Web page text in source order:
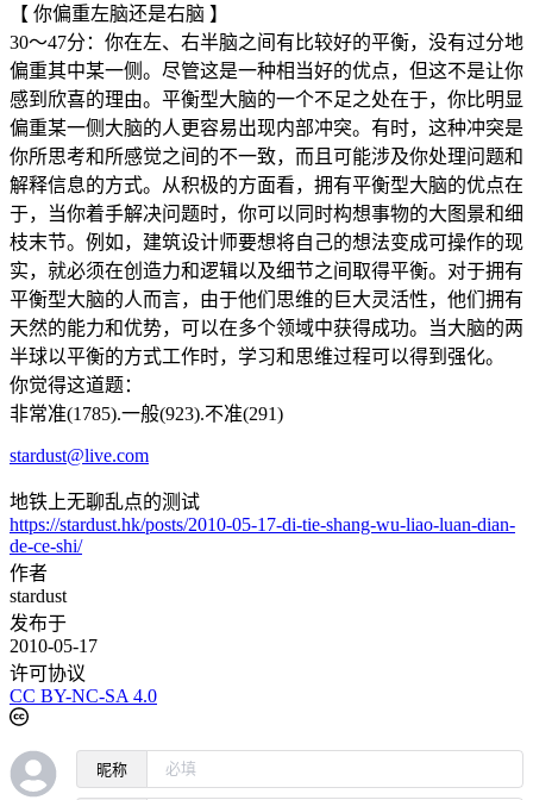
【 你偏重左脑还是右脑 】
30～47分：你在左、右半脑之间有比较好的平衡，没有过分地
偏重其中某一侧。尽管这是一种相当好的优点，但这不是让你
感到欣喜的理由。平衡型大脑的一个不足之处在于，你比明显
偏重某一侧大脑的人更容易出现内部冲突。有时，这种冲突是
你所思考和所感觉之间的不一致，而且可能涉及你处理问题和
解释信息的方式。从积极的方面看，拥有平衡型大脑的优点在
于，当你着手解决问题时，你可以同时构想事物的大图景和细
枝末节。例如，建筑设计师要想将自己的想法变成可操作的现
实，就必须在创造力和逻辑以及细节之间取得平衡。对于拥有
平衡型大脑的人而言，由于他们思维的巨大灵活性，他们拥有
天然的能力和优势，可以在多个领域中获得成功。当大脑的两
半球以平衡的方式工作时，学习和思维过程可以得到强化。
你觉得这道题：
非常准(1785).一般(923).不准(291)
stardust@live.com
地铁上无聊乱点的测试
https://stardust.hk/posts/2010-05-17-di-tie-shang-wu-liao-luan-dian-
de-ce-shi/
作者
stardust
发布于
2010-05-17
许可协议
CC BY-NC-SA 4.0
昵称